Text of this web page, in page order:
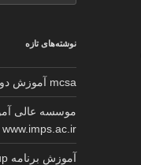
نوشته‌های تازه
mcsa آموزش دوره کامل گواهینامه معتبر مایکروسافت
موسسه عالی
www.imps.ac.ir
آموزش برنامه sketchup کابینت 2025